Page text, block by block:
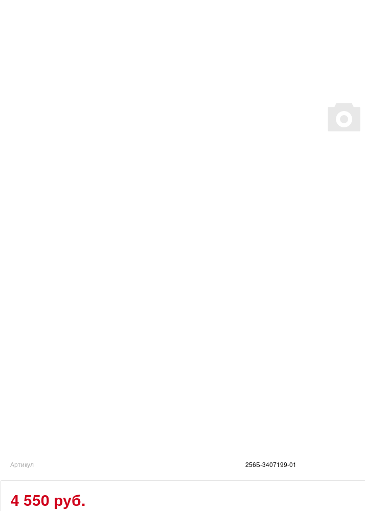
Артикул 256Б-3407199-01
4 550 руб.